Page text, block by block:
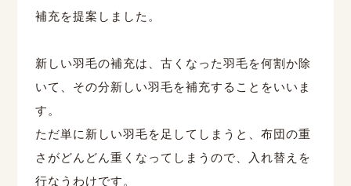
補充を提案しました。
新しい羽毛の補充は、古くなった羽毛を何割か除
いて、その分新しい羽毛を補充することをいいま
す。
ただ単に新しい羽毛を足してしまうと、布団の重
さがどんどん重くなってしまうので、入れ替えを
行なうわけです。